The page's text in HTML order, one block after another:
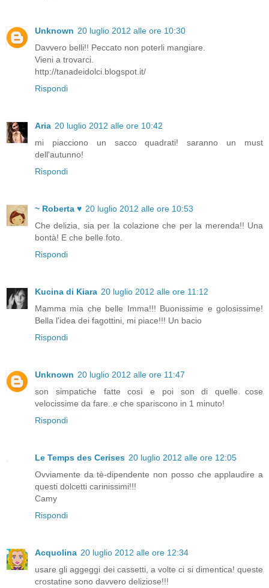
Unknown 20 luglio 2012 alle ore 10:30
Davvero belli!! Peccato non poterli mangiare.
Vieni a trovarci.
http://tanadeidolci.blogspot.it/
Rispondi
Aria 20 luglio 2012 alle ore 10:42
mi piacciono un sacco quadrati! saranno un must
dell'autunno!
Rispondi
~ Roberta ♥ 20 luglio 2012 alle ore 10:53
Che delizia, sia per la colazione che per la merenda!! Una
bontà! E che belle foto.
Rispondi
Kucina di Kiara 20 luglio 2012 alle ore 11:12
Mamma mia che belle Imma!!! Buonissime e golosissime!
Bella l'idea dei fagottini, mi piace!!! Un bacio
Rispondi
Unknown 20 luglio 2012 alle ore 11:47
son simpatiche fatte così e poi son di quelle cose
velocissime da fare..e che spariscono in 1 minuto!
Rispondi
Le Temps des Cerises 20 luglio 2012 alle ore 12:05
Ovviamente da tè-dipendente non posso che applaudire a
questi dolcetti carinissimi!!!
Camy
Rispondi
Acquolina 20 luglio 2012 alle ore 12:34
usare gli aggeggi dei cassetti, a volte ci si dimentica! queste
crostatine sono davvero deliziose!!!